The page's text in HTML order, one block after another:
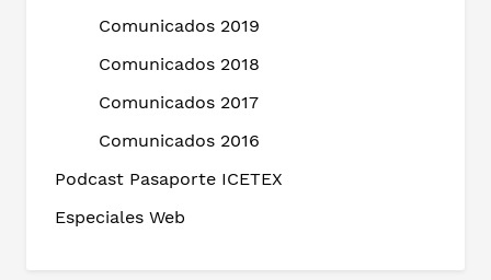
Comunicados 2019
Comunicados 2018
Comunicados 2017
Comunicados 2016
Podcast Pasaporte ICETEX
Especiales Web